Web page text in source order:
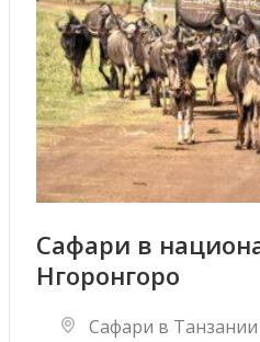
Сафари в
Нгоронгоро
Сафари в Танзании